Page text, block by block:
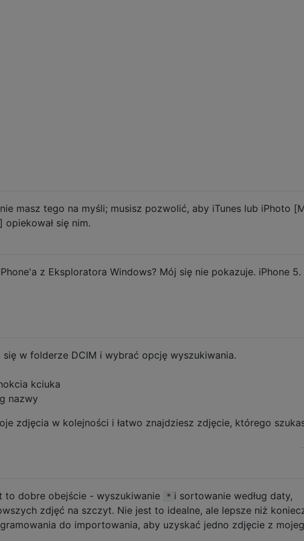
masz tego na myśli; musisz pozwolić, aby iTunes lub iPhoto
opiekował się nim.
z Eksploratora Windows? Mój się nie pokazuje. iPhone 5.
w folderze DCIM i wybrać opcję wyszukiwania.
kciuka
nazwy
zdjęcia w kolejności i łatwo znajdziesz zdjęcie, którego
to dobre obejście - wyszukiwanie * i sortowanie według daty,
zdjęć na szczyt. Nie jest to idealne, ale lepsze niż
do importowania, aby uzyskać jedno zdjęcie z